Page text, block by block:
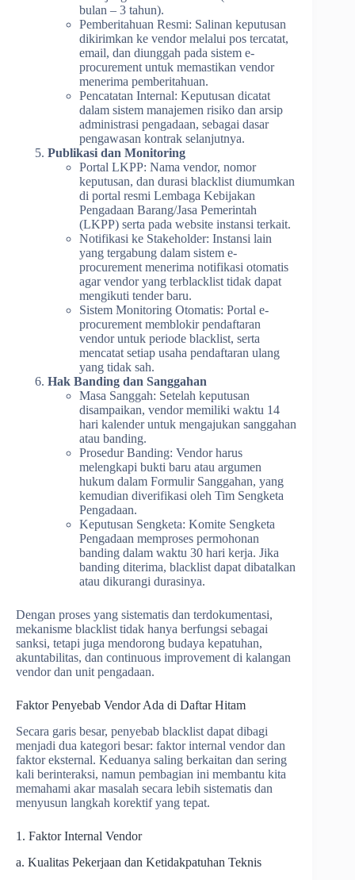
bulan – 3 tahun).
Pemberitahuan Resmi: Salinan keputusan
dikirimkan ke vendor melalui pos tercatat,
email, dan diunggah pada sistem e-
procurement untuk memastikan vendor
menerima pemberitahuan.
Pencatatan Internal: Keputusan dicatat
dalam sistem manajemen risiko dan arsip
administrasi pengadaan, sebagai dasar
pengawasan kontrak selanjutnya.
Publikasi dan Monitoring
Portal LKPP: Nama vendor, nomor
keputusan, dan durasi blacklist diumumkan
di portal resmi Lembaga Kebijakan
Pengadaan Barang/Jasa Pemerintah
(LKPP) serta pada website instansi terkait.
Notifikasi ke Stakeholder: Instansi lain
yang tergabung dalam sistem e-
procurement menerima notifikasi otomatis
agar vendor yang terblacklist tidak dapat
mengikuti tender baru.
Sistem Monitoring Otomatis: Portal e-
procurement memblokir pendaftaran
vendor untuk periode blacklist, serta
mencatat setiap usaha pendaftaran ulang
yang tidak sah.
Hak Banding dan Sanggahan
Masa Sanggah: Setelah keputusan
disampaikan, vendor memiliki waktu 14
hari kalender untuk mengajukan sanggahan
atau banding.
Prosedur Banding: Vendor harus
melengkapi bukti baru atau argumen
hukum dalam Formulir Sanggahan, yang
kemudian diverifikasi oleh Tim Sengketa
Pengadaan.
Keputusan Sengketa: Komite Sengketa
Pengadaan memproses permohonan
banding dalam waktu 30 hari kerja. Jika
banding diterima, blacklist dapat dibatalkan
atau dikurangi durasinya.
Dengan proses yang sistematis dan terdokumentasi,
mekanisme blacklist tidak hanya berfungsi sebagai
sanksi, tetapi juga mendorong budaya kepatuhan,
akuntabilitas, dan continuous improvement di kalangan
vendor dan unit pengadaan.
Faktor Penyebab Vendor Ada di Daftar Hitam
Secara garis besar, penyebab blacklist dapat dibagi
menjadi dua kategori besar: faktor internal vendor dan
faktor eksternal. Keduanya saling berkaitan dan sering
kali berinteraksi, namun pembagian ini membantu kita
memahami akar masalah secara lebih sistematis dan
menyusun langkah korektif yang tepat.
1. Faktor Internal Vendor
a. Kualitas Pekerjaan dan Ketidakpatuhan Teknis